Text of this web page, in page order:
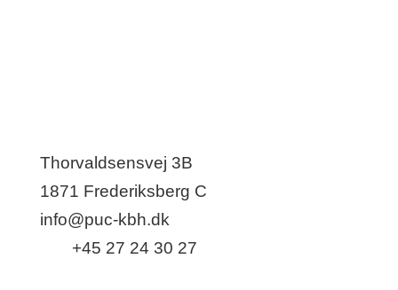
Thorvaldsensvej 3B
1871 Frederiksberg C
info@puc-kbh.dk
+45 27 24 30 27